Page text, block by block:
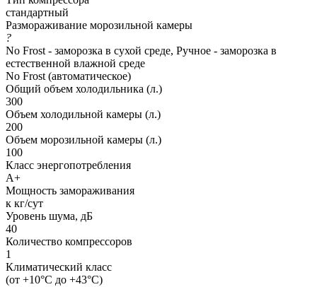
стандартный
Размораживание морозильной камеры
?
No Frost - заморозка в сухой среде, Ручное - заморозка в
естественной влажной среде
No Frost (автоматическое)
Общий объем холодильника (л.)
300
Объем холодильной камеры (л.)
200
Объем морозильной камеры (л.)
100
Класс энергопотребления
A+
Мощность замораживания
к кг/сут
Уровень шума, дБ
40
Количество компрессоров
1
Климатический класс
(от +10°C до +43°C)